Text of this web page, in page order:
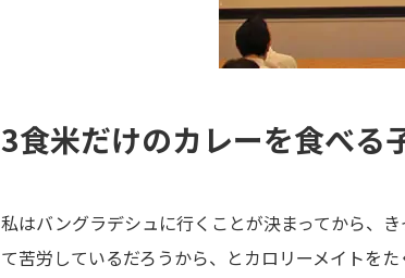
3食米だけのカレーを食べる
私はバングラデシュに行くことが決まってから、
て苦労しているだろうから、とカロリーメイトを